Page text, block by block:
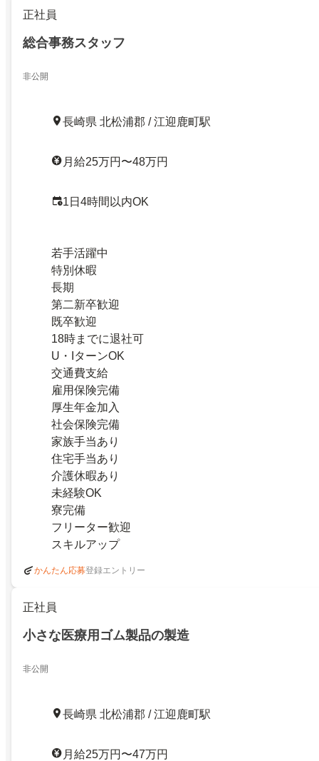
正社員
総合事務スタッフ
非公開
長崎県 北松浦郡 / 江迎鹿町駅
月給25万円〜48万円
1日4時間以内OK
若手活躍中
特別休暇
長期
第二新卒歓迎
既卒歓迎
18時までに退社可
U・IターンOK
交通費支給
雇用保険完備
厚生年金加入
社会保険完備
家族手当あり
住宅手当あり
介護休暇あり
未経験OK
寮完備
フリーター歓迎
スキルアップ
かんたん応募登録エントリー
正社員
小さな医療用ゴム製品の製造
非公開
長崎県 北松浦郡 / 江迎鹿町駅
月給25万円〜47万円